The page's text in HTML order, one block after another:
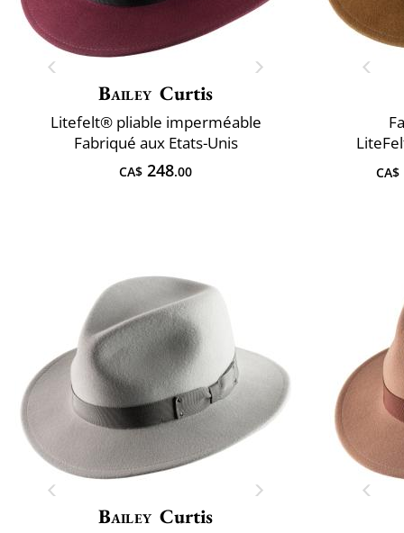
Bailey Curtis
Litefelt® pliable imperméable
Fabriqué aux Etats-Unis
CA$ 248.00 CA$
Bailey Curtis